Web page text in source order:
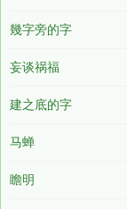
幾字旁的字
妄谈祸福
建之底的字
马蝉
瞻明